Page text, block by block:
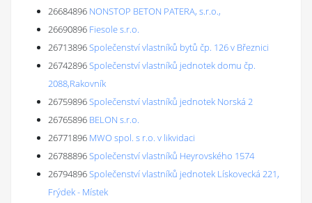
26684896 NONSTOP BETON PATERA, s.r.o.,
26690896 Fiesole s.r.o.
26713896Společenství vlastníků bytů čp. 126 v Březnici
26742896Společenství vlastníků jednotek domu čp.
2088,Rakovník
26759896Společenství vlastníků jednotek Norská 2
26765896 BELON s.r.o.
26771896 MWO spol. s r.o. v likvidaci
26788896Společenství vlastníků Heyrovského 1574
26794896Společenství vlastníků jednotek Lískovecká 221,
Frýdek - Místek